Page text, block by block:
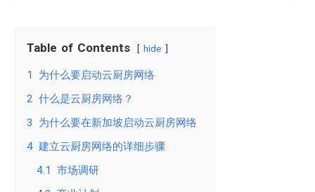
Table of Contents hide
1
为什么要启动云厨房网络
2 什么是云厨房网络？
3
为什么要在新加坡启动云厨房网络
4 建立云厨房网络的详细步骤
4.1
市场调研